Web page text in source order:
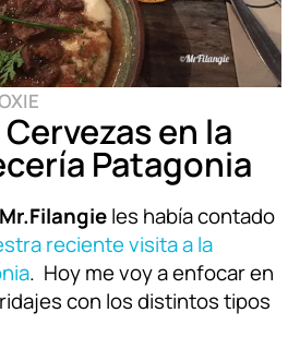
en la
Patagonia
Mr.Filangieles había contado
reciente visita a la
. Hoy me voy a enfocar en
con los distintos tipos